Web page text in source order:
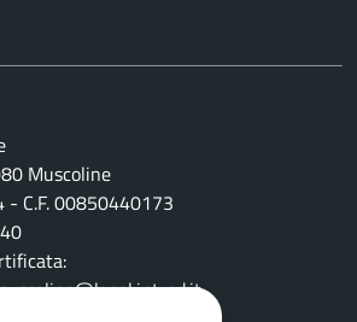
Muscoline
- C.F. 00850440173